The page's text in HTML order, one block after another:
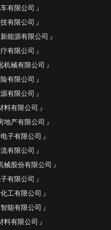
有限公司
有限公司
能源有限公司
有限公司
机械有限公司
有限公司
有限公司
料有限公司
地产有限公司
子有限公司
有限公司
械股份有限公司
有限公司
工有限公司
能有限公司
料有限公司